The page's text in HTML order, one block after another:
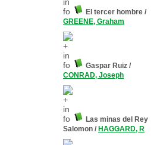
El tercer hombre /
GREENE, Graham
Gaspar Ruiz /
CONRAD, Joseph
Las minas del Rey
Salomon / HAGGARD, R